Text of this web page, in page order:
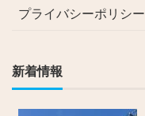
プライバシーポリシー
新着情報